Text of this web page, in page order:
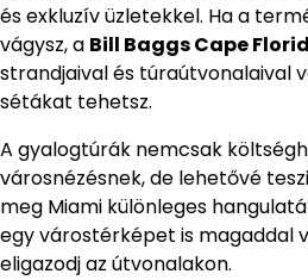
és exkluzív üzletekkel. Ha a
vágysz, a Bill Baggs Cape
strandjaival és túraútvonalaival
sétákat tehetsz.
A gyalogtúrák nemcsak
városnézésnek, de lehetővé
meg Miami különleges
egy várostérképet is magaddal
eligazodj az útvonalakon.